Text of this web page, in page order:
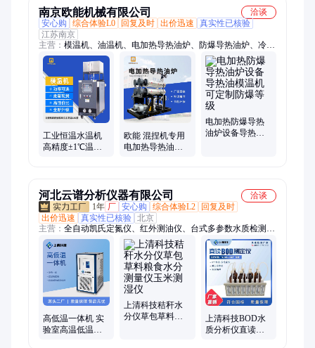
南京欧能机械有限公司
洽谈
安心购
综合体验L0 回复及时 出价迅速
真实性已核验
江苏南京
主营： 模温机、油温机、电加热导热油炉、防爆导热油炉、冷热
一体机、高低温一体机、TCU控温系统、工业冷水机
工业恒温水温机
高精度±1℃温控
欧能 混捏机专用
电加热导热油炉
电加热防爆导热
油炉设备导热油
河北云谱分析仪器有限公司
洽谈
1年 厂 安心购 综合体验L2
回复及时
出价迅速
真实性已核验 北京
主营： 全自动凯氏定氮仪、红外测油仪、台式多参数水质检测
仪、一体化万用蒸馏仪、电厂专用硅酸根检测仪、重金属检测
仪、BOD测定仪、食品安全测定仪、农药残留检测仪、液液萃取
仪、紫外测油仪、便携式多参数水质检测、磷酸根测定仪、粗纤
维测定仪、测脂肪测定仪、全自动电位滴定仪、离子计、COD测
定仪、余氯测定仪、紫外多参数检测仪、光度计、溶解氧仪、水
质理化箱、综合重金属检测仪、滴定仪
高低温一体机 实
验室高温低温一
上清科技秸秆水
分仪草包草料粮
上清科技BOD水
质分析仪直读检